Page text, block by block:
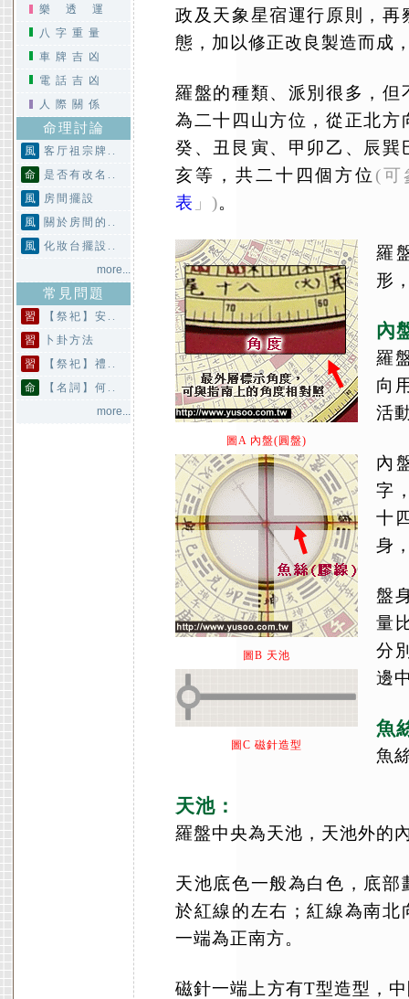
樂透運
八字重量
車牌吉凶
電話吉凶
人際關係
命理討論
風
客厅祖宗牌..
命
是否有改名..
風
房間擺設
風
關於房間的..
風
化妝台擺設..
more...
常見問題
習
【祭祀】安..
習
卜卦方法
習
【祭祀】禮..
命
【名詞】何..
more...
政及天象星宿運行原則，
態，加以修正改良製造而成
羅盤的種類、派別很多，
為二十四山方位，從正北
癸、丑艮寅、甲卯乙、辰
亥等，共二十四個方位 (可
表 」)。
圖A 內盤(圓盤)
圖B 天池
圖C 磁針造型
羅
形
內
羅
向
活
內
字
十
身
盤
量
分
邊
魚
魚
天池：
羅盤中央為天池，天池外的
天池底色一般為白色，底
於紅線的左右；紅線為南
一端為正南方。
磁針一端上方有T型造型，